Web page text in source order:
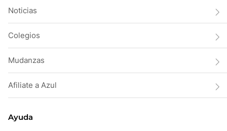
Noticias
Colegios
Mudanzas
Afiliate a Azul
Ayuda